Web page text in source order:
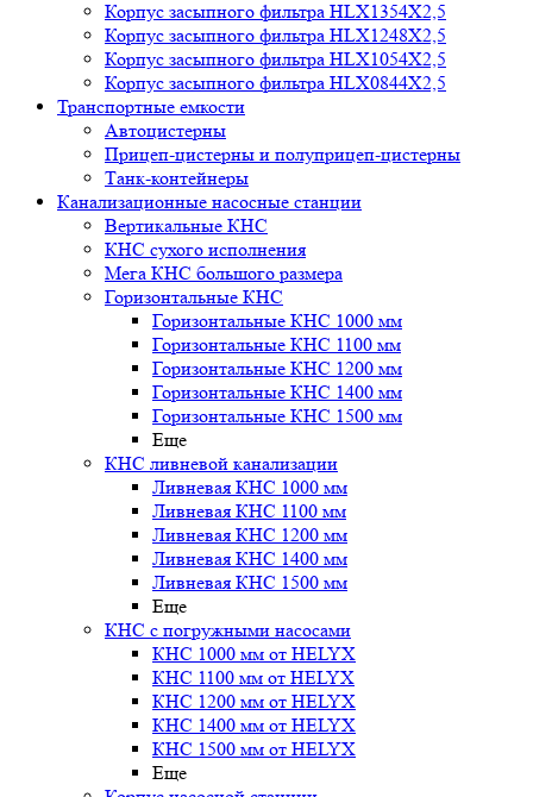
Корпус засыпного фильтра HLX1354X2,5
Корпус засыпного фильтра HLX1248X2,5
Корпус засыпного фильтра HLX1054X2,5
Корпус засыпного фильтра HLX0844X2,5
Транспортные емкости
Автоцистерны
Прицеп-цистерны и полуприцеп-цистерны
Танк-контейнеры
Канализационные насосные станции
Вертикальные КНС
КНС сухого исполнения
Мега КНС большого размера
Горизонтальные КНС
Горизонтальные КНС 1000 мм
Горизонтальные КНС 1100 мм
Горизонтальные КНС 1200 мм
Горизонтальные КНС 1400 мм
Горизонтальные КНС 1500 мм
Еще
КНС ливневой канализации
Ливневая КНС 1000 мм
Ливневая КНС 1100 мм
Ливневая КНС 1200 мм
Ливневая КНС 1400 мм
Ливневая КНС 1500 мм
Еще
КНС с погружными насосами
КНС 1000 мм от HELYX
КНС 1100 мм от HELYX
КНС 1200 мм от HELYX
КНС 1400 мм от HELYX
КНС 1500 мм от HELYX
Еще